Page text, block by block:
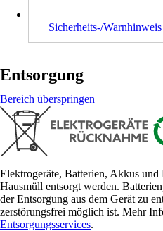
Sicherheits-/Warnhinweis
Entsorgung
Bereich überspringen
Elektrogeräte, Batterien, Akkus
Hausmüll entsorgt werden.
der Entsorgung aus dem Gerät zu
zerstörungsfrei möglich ist. Mehr
Entsorgungsservices.